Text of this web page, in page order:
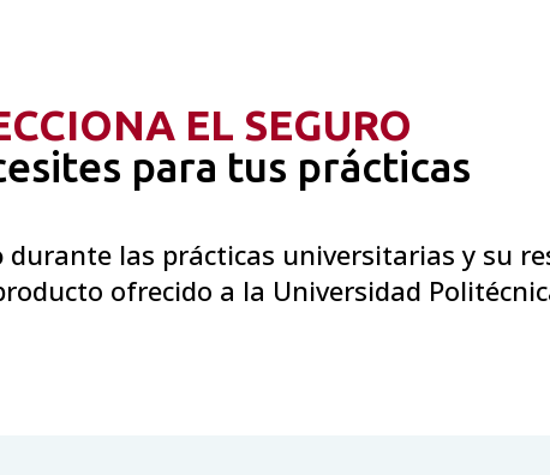
EL SEGURO
para tus prácticas
durante las prácticas universitarias y su
ofrecido a la Universidad